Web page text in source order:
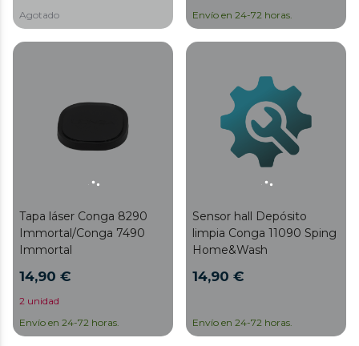
Agotado
Envío en 24-72 horas.
Tapa láser Conga 8290
Immortal/Conga 7490
Immortal
14,90 €
2 unidad
Envío en 24-72 horas.
Sensor hall Depósito
limpia Conga 11090 Sping
Home&Wash
14,90 €
Envío en 24-72 horas.